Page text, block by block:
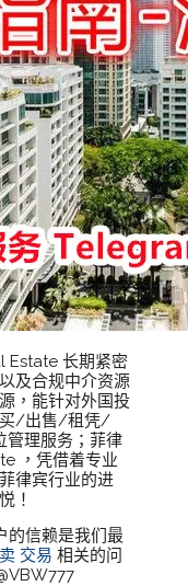
长期紧密
及合规中介资源
，能针对外国投
买/出售/租凭/
管理服务；菲律
，凭借着专业
律宾行业的进
！
的信赖是我们最
交易相关的问